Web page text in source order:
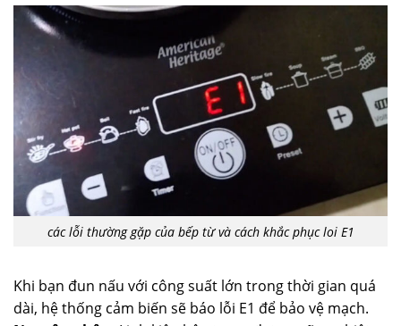
các lỗi thường gặp của bếp từ và cách khắc phục loi E1
Khi bạn đun nấu với công suất lớn trong thời gian quá
dài, hệ thống cảm biến sẽ báo lỗi E1 để bảo vệ mạch.